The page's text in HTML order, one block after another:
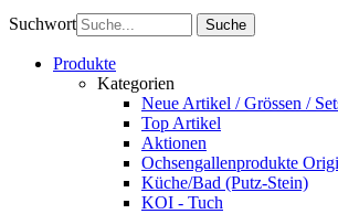
Suchwort
Produkte
Kategorien
Neue Artikel / Grössen /
Top Artikel
Aktionen
Ochsengallenprodukte
Küche/Bad (Putz-Stein)
KOI - Tuch